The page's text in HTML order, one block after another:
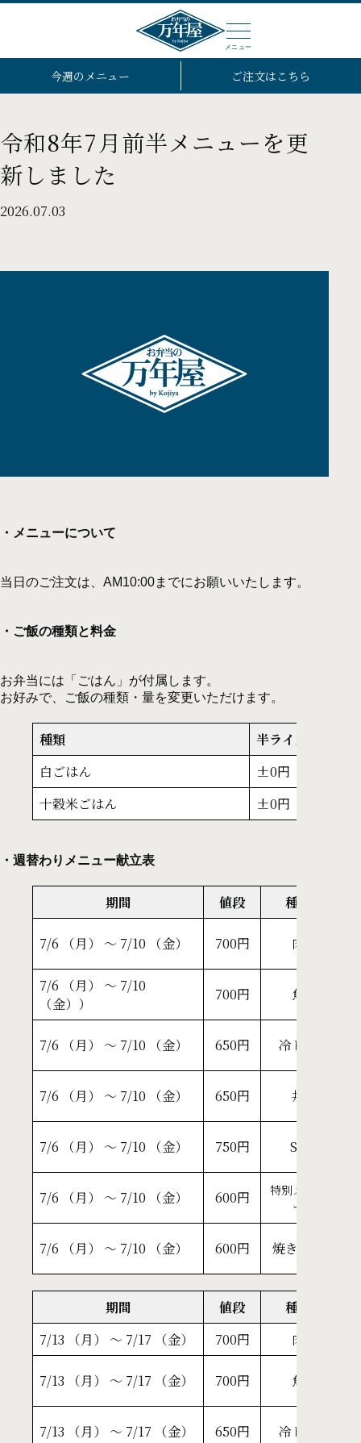
メニュー
今週のメニュー ご注文はこちら
令和8年7月前半メニューを更
新しました
2026.07.03
・メニューについて
当日のご注文は、AM10:00までにお願いいたします。
・ご飯の種類と料金
お弁当には「ごはん」が付属します。
お好みで、ご飯の種類・量を変更いただけます。
種類
半ライス
白ごはん
±0円（218kcal
十穀米ごはん
±0円（221kcal
・週替わりメニュー献立表
期間 値段 種類
7/6 （月） ～ 7/10 （金） 700円 肉
7/6 （月） ～ 7/10
（金））
700円 魚
7/6 （月） ～ 7/10 （金） 650円 冷し麺
7/6 （月） ～ 7/10 （金） 650円 丼
7/6 （月） ～ 7/10 （金） 750円 SP
7/6 （月） ～ 7/10 （金） 600円
特別メニュ
ー
7/6 （月） ～ 7/10 （金） 600円 焼きそば
期間 値段
種類
7/13 （月） ～ 7/17 （金）
700円 肉
7/13 （月） ～ 7/17 （金） 700円 魚
7/13 （月） ～ 7/17 （金） 650円 冷し麺